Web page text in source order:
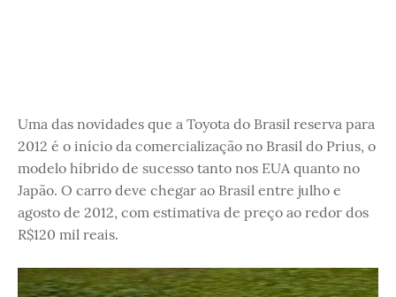
Uma das novidades que a Toyota do Brasil reserva para
2012 é o início da comercialização no Brasil do Prius, o
modelo híbrido de sucesso tanto nos EUA quanto no
Japão. O carro deve chegar ao Brasil entre julho e
agosto de 2012, com estimativa de preço ao redor dos
R$120 mil reais.